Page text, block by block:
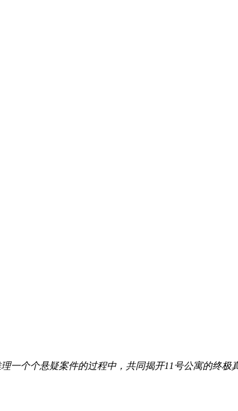
一个个悬疑案件的过程中，共同揭开11号公寓的终